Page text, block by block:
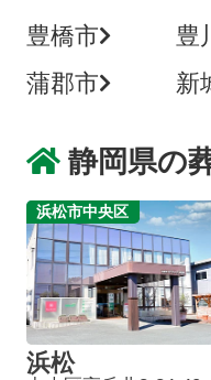
豊橋市 豊
蒲郡市
新
静岡県の
浜松市中央区
浜松